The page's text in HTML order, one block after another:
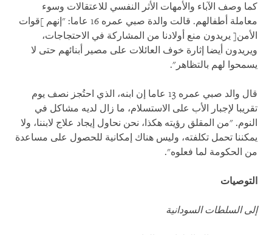
كما وصف الآباء والأمهات الأثر النفسي للاعتقالات وسوء
معاملة أطفالهم. قالت والدة صبي عمره 16 عاما: "إنهم ]قوات
الأمن[ يريدون منع أولادنا من المشاركة في الاحتجاجات،
ويريدون أيضا إثارة خوف العائلات على مصير أبنائهم حتى لا
يسمحوا لهم بالتظاهر".
قال والد صبي عمره 13 عاما إن ابنه، الذي احتُجز نصف يوم
تقريبا لإجبار الأب على الاستسلام، ما زال لديه مشاكل في
النوم. "من المقلق رؤيته هكذا، نحن نحاول إيجاد علاج لابننا، ولا
يمكننا تحمل تكلفته، وليس هناك إمكانية للحصول على مساعدة
من الحكومة لما فعلوه".
التوصيات
إلى السلطات السودانية